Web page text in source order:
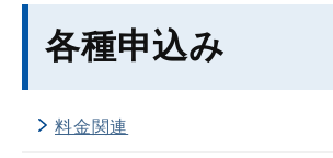
各種申込み
料金関連